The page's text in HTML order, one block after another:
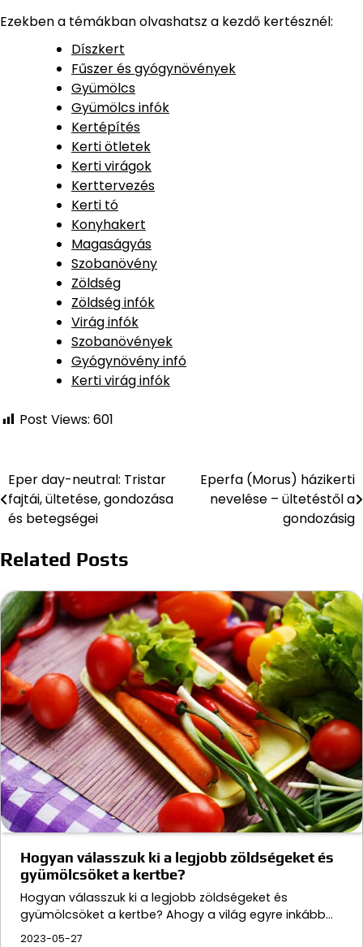
Ezekben a témákban olvashatsz a kezdő kertésznél:
Díszkert
Fűszer és gyógynövények
Gyümölcs
Gyümölcs infók
Kertépítés
Kerti ötletek
Kerti virágok
Kerttervezés
Kerti tó
Konyhakert
Magaságyás
Szobanövény
Zöldség
Zöldség infók
Virág infók
Szobanövények
Gyógynövény infó
Kerti virág infók
Post Views: 601
Bejegyzés
navigáció
Eper day-neutral: Tristar
fajtái, ültetése, gondozása
és betegségei
Eperfa (Morus) házikerti
nevelése – ültetéstől a
gondozásig
Related Posts
Hogyan válasszuk ki a legjobb zöldségeket és
gyümölcsöket a kertbe?
Hogyan válasszuk ki a legjobb zöldségeket és
gyümölcsöket a kertbe? Ahogy a világ egyre inkább…
2023-05-27